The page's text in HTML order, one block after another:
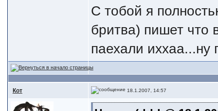
С тобой я
бритва) пишет что
паехали иххаа...ну
Кот 18.1.2007, 14:57